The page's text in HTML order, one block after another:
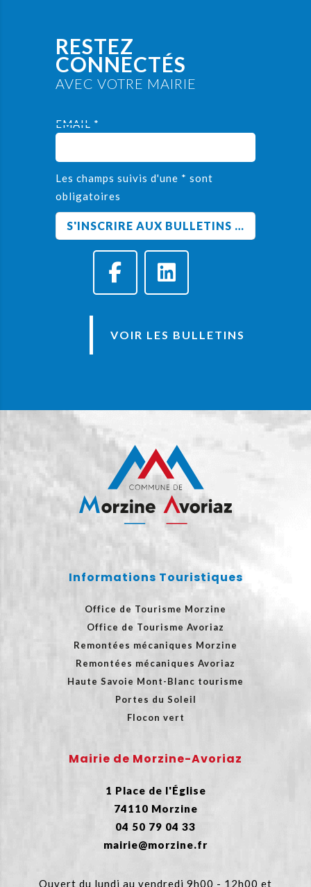
RESTEZ
CONNECTÉS
AVEC VOTRE MAIRIE
EMAIL *
Les champs suivis d'une * sont
obligatoires
VOIR LES BULLETINS
Informations Touristiques
Office de Tourisme Morzine
Office de Tourisme Avoriaz
Remontées mécaniques Morzine
Remontées mécaniques Avoriaz
Haute Savoie Mont-Blanc tourisme
Portes du Soleil
Flocon vert
Mairie de Morzine-Avoriaz
1 Place de l'Église
74110 Morzine
04 50 79 04 33
mairie@morzine.fr
Ouvert du lundi au vendredi 9h00 - 12h00 et